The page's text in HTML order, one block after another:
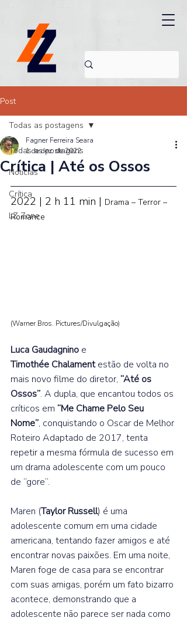
Post
Todas as postagens
Noticias
Crítica
LZ Zone
Todas as postagens
Crítica | Até os Ossos
Fagner Ferreira Seara
1 de dez. de 2022
2022 | 2 h 11 min | Drama – Terror –
Romance
(Warner Bros. Pictures/Divulgação)
Luca Gaudagnino e
Timothée Chalament estão de volta no
mais novo filme do diretor, “Até os
Ossos”. A dupla, que encantou todos os
críticos em “Me Chame Pelo Seu
Nome”, conquistando o Oscar de Melhor
Roteiro Adaptado de 2017, tenta
repetir a mesma fórmula de sucesso em
um drama adolescente com um pouco
de “gore”.
Maren (Taylor Russell) é uma
adolescente comum em uma cidade
americana, tentando fazer amigos e até
encontrar novas paixões. Em uma noite,
Maren foge de casa para se encontrar
com suas amigas, porém um fato bizarro
acontece, demonstrando que a
adolescente não parece ser nada como